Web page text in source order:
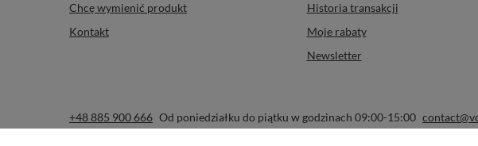
Chcę wymienić produkt
Kontakt
Historia transakcji
Moje rabaty
Newsletter
+48 885 900 666 Od poniedziałku do piątku w godzinach 09:00-15:00